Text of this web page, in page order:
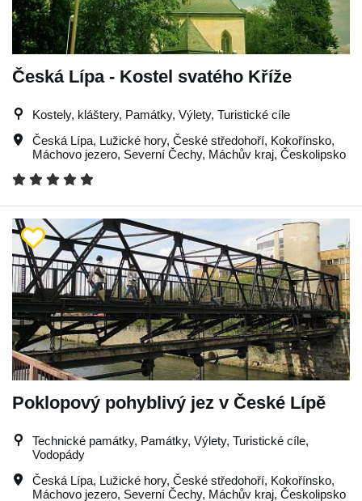
Česká Lípa - Kostel svatého Kříže
Kostely, kláštery, Památky, Výlety, Turistické cíle
Česká Lípa, Lužické hory, České středohoří, Kokořínsko,
Máchovo jezero, Severní Čechy, Máchův kraj, Českolipsko
Poklopový pohyblivý jez v České Lípě
Technické památky, Památky, Výlety, Turistické cíle,
Vodopády
Česká Lípa, Lužické hory, České středohoří, Kokořínsko,
Máchovo jezero, Severní Čechy, Máchův kraj, Českolipsko